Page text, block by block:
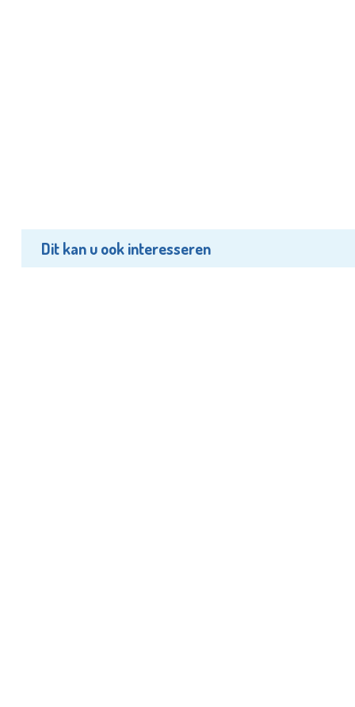
Dit kan u ook interesseren